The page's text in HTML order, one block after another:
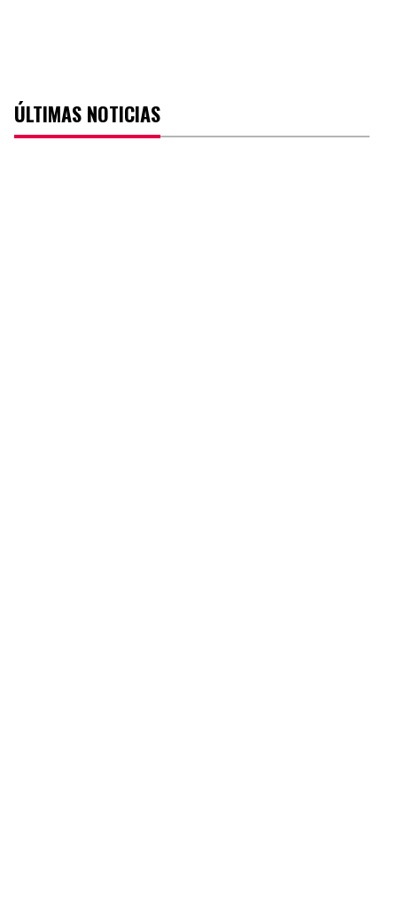
ÚLTIMAS NOTICIAS